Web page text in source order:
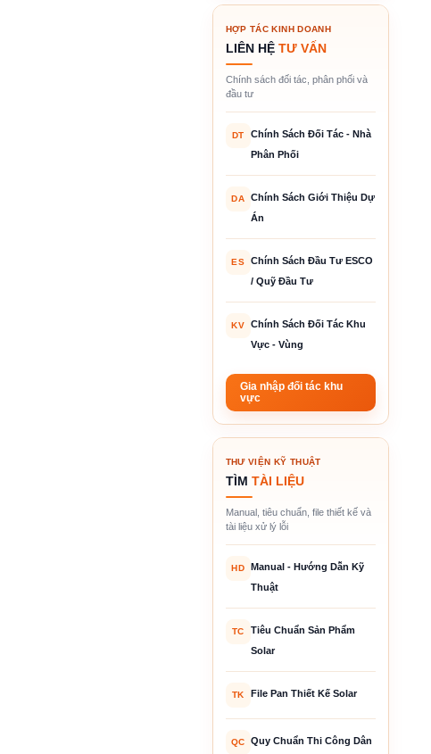
HỢP TÁC KINH DOANH
LIÊN HỆ TƯ VẤN
Chính sách đối tác, phân phối và
đầu tư
DT
Chính Sách Đối Tác - Nhà
Phân Phối
DA
Chính Sách Giới Thiệu Dự
Án
ES
Chính Sách Đầu Tư ESCO
/ Quỹ Đầu Tư
KV
Chính Sách Đối Tác Khu
Vực - Vùng
Gia nhập đối tác khu
vực
THƯ VIỆN KỸ THUẬT
TÌM TÀI LIỆU
Manual, tiêu chuẩn, file thiết kế và
tài liệu xử lý lỗi
HD
Manual - Hướng Dẫn Kỹ
Thuật
TC
Tiêu Chuẩn Sản Phẩm
Solar
TK File Pan Thiết Kế Solar
QC
Quy Chuẩn Thi Công Dân